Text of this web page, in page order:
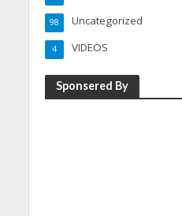
Uncategorized
98
VIDEOS
4
Sponsered By